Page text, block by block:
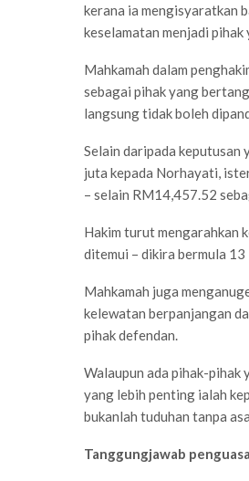
kerana ia mengisyaratkan
keselamatan menjadi
Mahkamah dalam
sebagai pihak yang
langsung tidak boleh
Selain daripada keputusan
juta kepada Norhayati,
– selain RM14,457.52
Hakim turut mengarahkan
ditemui – dikira bermula
Mahkamah juga
kelewatan berpanjangan
pihak defendan.
Walaupun ada pihak-pihak
yang lebih penting ialah
bukanlah tuduhan tanpa
Tanggungjawab